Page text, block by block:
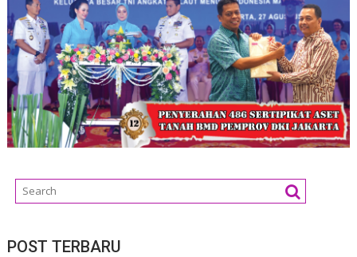
POST TERBARU